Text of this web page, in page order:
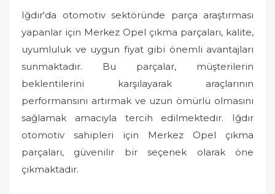
Iğdır'da otomotiv sektöründe parça araştırması
yapanlar için Merkez Opel çıkma parçaları, kalite,
uyumluluk ve uygun fiyat gibi önemli avantajları
sunmaktadır. Bu parçalar, müşterilerin
beklentilerini karşılayarak araçlarının
performansını artırmak ve uzun ömürlü olmasını
sağlamak amacıyla tercih edilmektedir. Iğdır
otomotiv sahipleri için Merkez Opel çıkma
parçaları, güvenilir bir seçenek olarak öne
çıkmaktadır.